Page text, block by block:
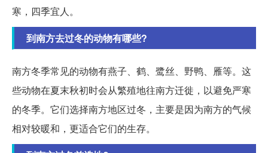
寒，四季宜人。
到南方去过冬的动物有哪些?
南方冬季常见的动物有燕子、鹤、鹭丝、野鸭、雁等。这
些动物在夏末秋初时会从繁殖地往南方迁徙，以避免严寒
的冬季。它们选择南方地区过冬，主要是因为南方的气候
相对较暖和，更适合它们的生存。